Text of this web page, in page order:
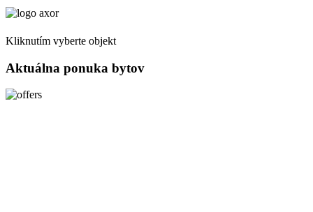
Kliknutím vyberte objekt
Aktuálna ponuka bytov